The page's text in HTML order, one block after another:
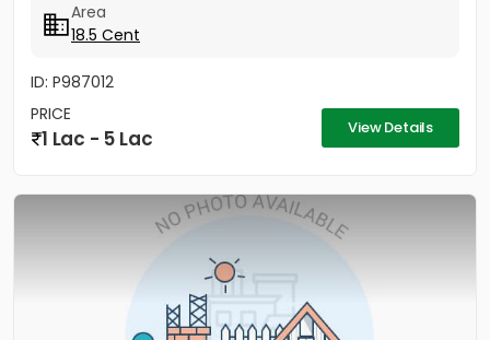
Area
18.5 Cent
ID: P987012
PRICE
1 Lac - 5 Lac View Details